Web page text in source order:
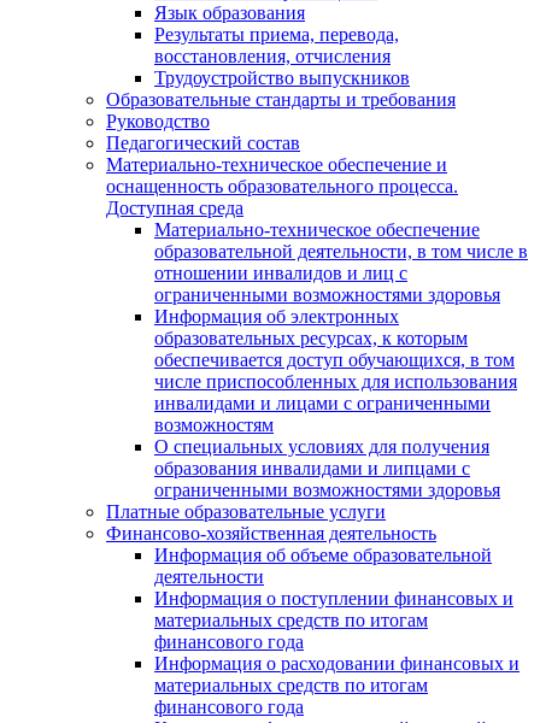
Язык образования
Результаты приема, перевода,
восстановления, отчисления
Трудоустройство выпускников
Образовательные стандарты и требования
Руководство
Педагогический состав
Материально-техническое обеспечение и
оснащенность образовательного процесса.
Доступная среда
Материально-техническое обеспечение
образовательной деятельности, в том числе в
отношении инвалидов и лиц с
ограниченными возможностями здоровья
Информация об электронных
образовательных ресурсах, к которым
обеспечивается доступ обучающихся, в том
числе приспособленных для использования
инвалидами и лицами с ограниченными
возможностям
О специальных условиях для получения
образования инвалидами и липцами с
ограниченными возможностями здоровья
Платные образовательные услуги
Финансово-хозяйственная деятельность
Информация об объеме образовательной
деятельности
Информация о поступлении финансовых и
материальных средств по итогам
финансового года
Информация о расходовании финансовых и
материальных средств по итогам
финансового года